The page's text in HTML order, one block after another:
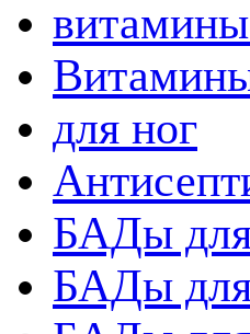
для ног
БАДы для
БАДы